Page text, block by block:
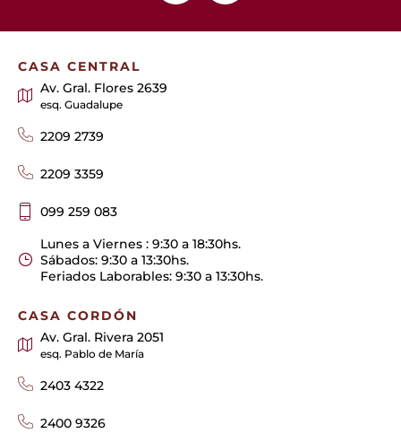
CASA CENTRAL
Av. Gral. Flores 2639
esq. Guadalupe
2209 2739
2209 3359
099 259 083
Lunes a Viernes : 9:30 a 18:30hs.
Sábados: 9:30 a 13:30hs.
Feriados Laborables: 9:30 a 13:30hs.
CASA CORDÓN
Av. Gral. Rivera 2051
esq. Pablo de María
2403 4322
2400 9326